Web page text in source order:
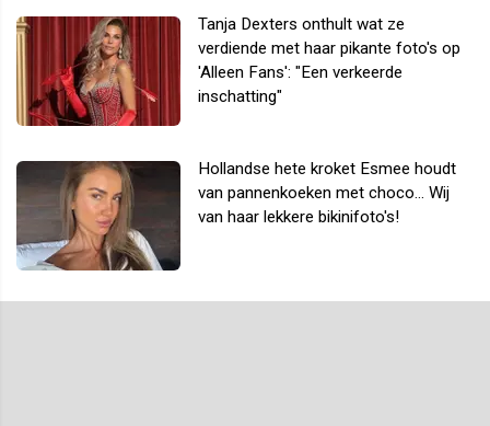
Tanja Dexters onthult wat ze
verdiende met haar pikante foto's op
'Alleen Fans': "Een verkeerde
inschatting"
Hollandse hete kroket Esmee houdt
van pannenkoeken met choco... Wij
van haar lekkere bikinifoto's!